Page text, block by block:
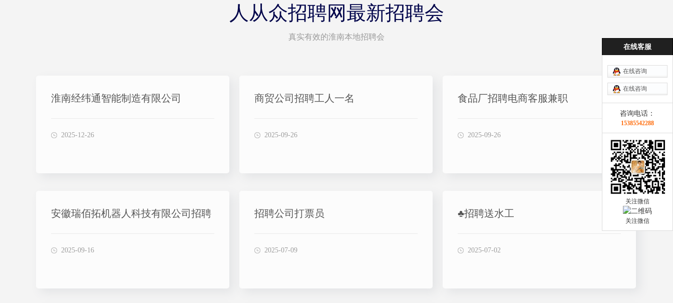
人从众招聘网最新招聘会
真实有效的淮南本地招聘会
淮南经纬通智能制造有限公司
2025-12-26
商贸公司招聘工人一名
2025-09-26
食品厂招聘电商客服兼职
2025-09-26
安徽瑞佰拓机器人科技有限公司招聘
2025-09-16
招聘公司打票员
2025-07-09
♣招聘送水工
2025-07-02
在线客服
在线咨询
在线咨询
咨询电话：
15385542288
关注微信
关注微信